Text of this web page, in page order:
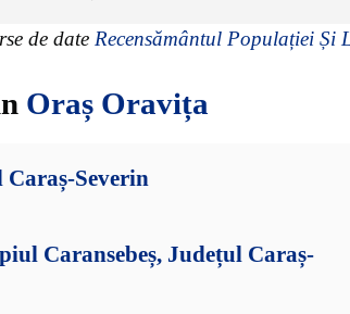
de date Recensământul Populației Și
Oraș Oravița
Severin
Caransebeș, Județul Caraș-